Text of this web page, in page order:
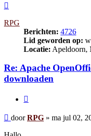
RPG
Berichten: 4726
Lid geworden op:
Locatie: Apeldoorn,
Re: Apache
downloaden
Bericht
doorRPG » ma jul 02,